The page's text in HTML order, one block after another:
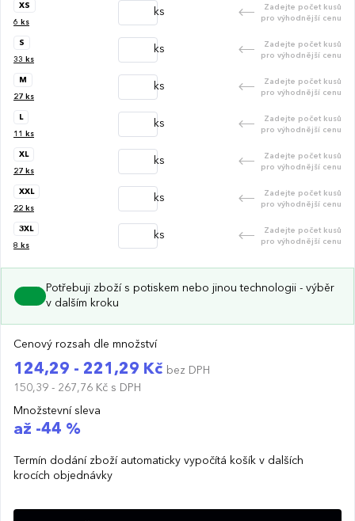
XS
6 ks
ks
Zadejte počet kusů
pro výhodnější cenu
S
33 ks
ks
Zadejte počet kusů
pro výhodnější cenu
M
27 ks
ks
Zadejte počet kusů
pro výhodnější cenu
L
11 ks
ks
Zadejte počet kusů
pro výhodnější cenu
XL
27 ks
ks
Zadejte počet kusů
pro výhodnější cenu
XXL
22 ks
ks
Zadejte počet kusů
pro výhodnější cenu
3XL
8 ks
ks
Zadejte počet kusů
pro výhodnější cenu
Potřebuji zboží s potiskem nebo jinou technologii - výběr
v dalším kroku
Cenový rozsah dle množství
124,29 - 221,29 Kč bez DPH
150,39 - 267,76 Kč s DPH
Množstevní sleva
až -44 %
Termín dodání zboží automaticky vypočítá košík v dalších
krocích objednávky